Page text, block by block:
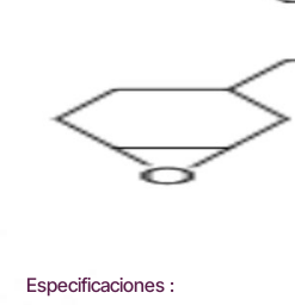
Especificaciones :